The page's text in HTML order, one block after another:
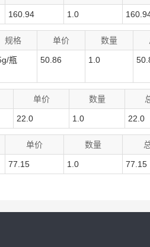
160.94 1.0
规格 单价 数量
瓶 50.86 1.0
单价 数量
22.0 1.0 22.0
单价 数量
77.15 1.0 77.15